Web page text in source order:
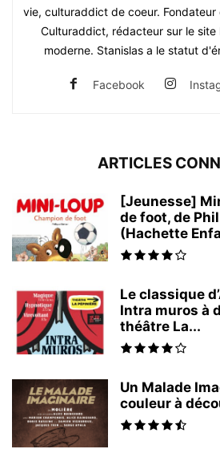
vie, culturaddict de coeur.
Culturaddict, rédacteur sur le site
moderne. Stanislas a le statut
Facebook
ARTICLES
[Jeunesse]
de foot, de
(Hachette
Le classique
Intra muros à
théâtre La...
Un Malade
couleur à